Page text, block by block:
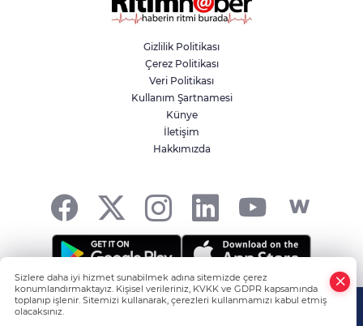
Yıldırım’da yeni imar yolları için ilk
kazma vuruldu
Kestel Belediyesi'nden yeni eğitim yılı
öncesi okullarda yoğun mesai
Büyükşehir ile Keles'te ulaşım kalitesi
Gizlilik Politikası
Çerez Politikası
Veri Politikası
Kullanım Şartnamesi
Künye
İletişim
Hakkımızda
HABER YAZILIMIve TURKTICARET.NET projesidir Copyright© 2006-
Sizlere daha iyi hizmet sunabilmek adına sitemizde çerez
konumlandırmaktayız. Kişisel verileriniz, KVKK ve GDPR kapsamında
toplanıp işlenir. Sitemizi kullanarak, çerezleri kullanmamızı kabul etmiş
olacaksınız.